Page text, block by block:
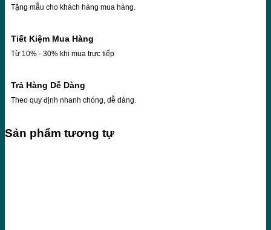
Tặng mẫu cho khách hàng mua hàng.
Tiết Kiệm Mua Hàng
Từ 10% - 30% khi mua trực tiếp
Trả Hàng Dễ Dàng
Theo quy định nhanh chóng, dễ dàng.
Sản phẩm tương tự